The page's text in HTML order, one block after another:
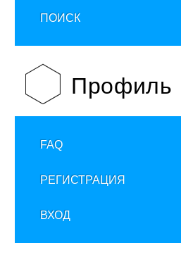
ПОИСК
Профиль
FAQ
РЕГИСТРАЦИЯ
ВХОД